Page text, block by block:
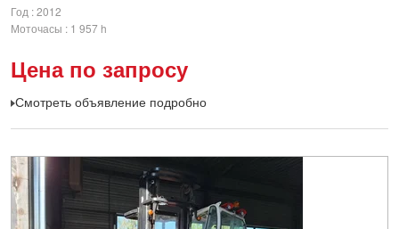
Год 2012
Моточасы
1 957 h
Цена по запросу
Смотреть объявление подробно